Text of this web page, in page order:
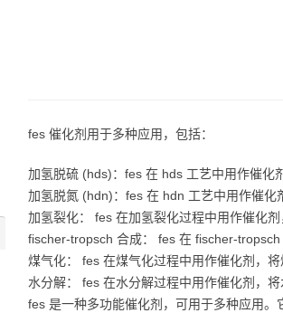
fes 催化剂用于多种应用，包括：
加氢脱硫 (hds)：fes 在 hds 工艺中用作催化
加氢脱氮 (hdn)：fes 在 hdn 工艺中用作催化
加氢裂化： fes 在加氢裂化过程中用作催化剂
fischer-tropsch 合成： fes 在 fischer-tropsch
煤气化： fes 在煤气化过程中用作催化剂，将
水分解： fes 在水分解过程中用作催化剂，将
fes 是一种多功能催化剂，可用于多种应用